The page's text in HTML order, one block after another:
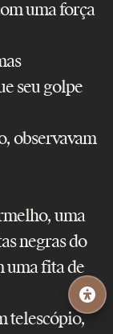
uma força
seu golpe
observavam
uma
negras do
uma fita de
telescópio,